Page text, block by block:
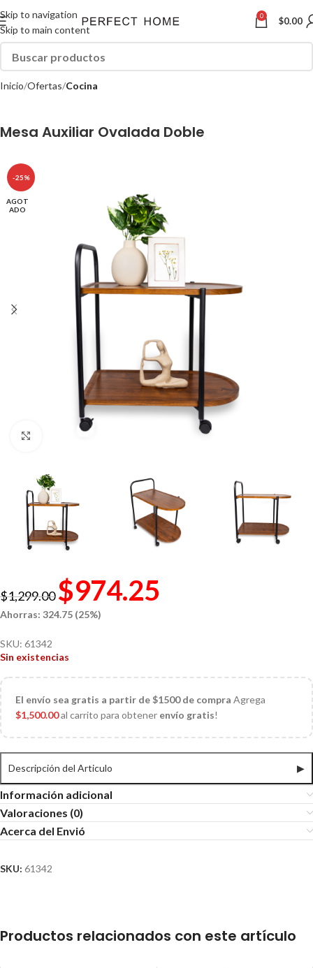
Skip to navigation
Skip to main content
0 $0.00
Inicio Ofertas Cocina
Mesa Auxiliar Ovalada Doble
-25%
AGOT
ADO
$1,299.00 $974.25
Ahorras: 324.75 (25%)
SKU: 61342
Sin existencias
El envío sea gratis a partir de $1500 de compra Agrega
$1,500.00al carrito para obtener envío gratis!
Descripción del Articulo ▶
Información adicional
Valoraciones (0)
Acerca del Envió
SKU: 61342
Productos relacionados con este artículo